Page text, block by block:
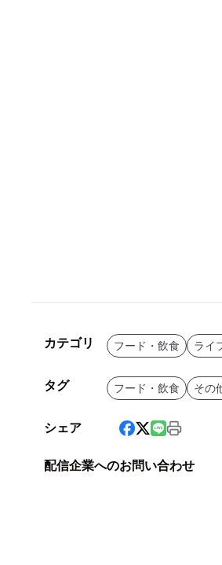
カテゴリ フード・飲食 ライ
タグ フード・飲食 その
シェア
配信企業へのお問い合わせ